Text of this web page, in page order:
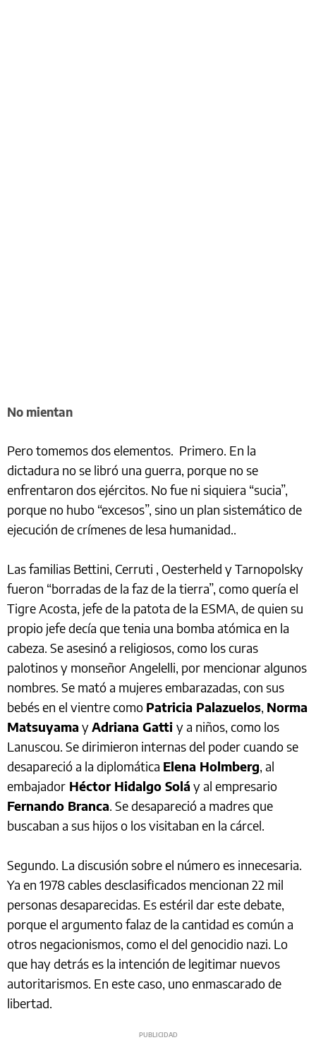
No mientan
Pero tomemos dos elementos. Primero. En la
dictadura no se libró una guerra, porque no se
enfrentaron dos ejércitos. No fue ni siquiera “sucia”,
porque no hubo “excesos”, sino un plan sistemático de
ejecución de crímenes de lesa humanidad..
Las familias Bettini, Cerruti , Oesterheld y Tarnopolsky
fueron “borradas de la faz de la tierra”, como quería el
Tigre Acosta, jefe de la patota de la ESMA, de quien su
propio jefe decía que tenia una bomba atómica en la
cabeza. Se asesinó a religiosos, como los curas
palotinos y monseñor Angelelli, por mencionar algunos
nombres. Se mató a mujeres embarazadas, con sus
bebés en el vientre como Patricia Palazuelos, Norma
Matsuyama yAdriana Gatti y a niños, como los
Lanuscou. Se dirimieron internas del poder cuando se
desapareció a la diplomática Elena Holmberg, al
embajador Héctor Hidalgo Solá y al empresario
Fernando Branca. Se desapareció a madres que
buscaban a sus hijos o los visitaban en la cárcel.
Segundo. La discusión sobre el número es innecesaria.
Ya en 1978 cables desclasificados mencionan 22 mil
personas desaparecidas. Es estéril dar este debate,
porque el argumento falaz de la cantidad es común a
otros negacionismos, como el del genocidio nazi. Lo
que hay detrás es la intención de legitimar nuevos
autoritarismos. En este caso, uno enmascarado de
libertad.